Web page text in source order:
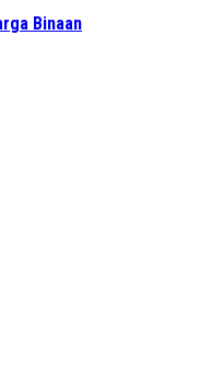
Binaan